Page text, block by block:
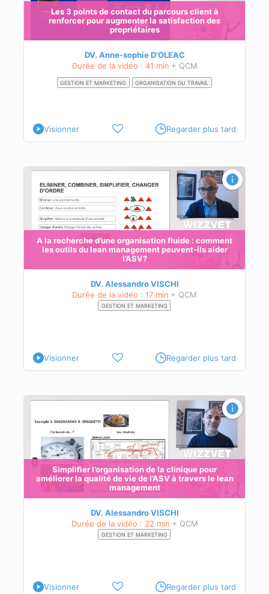
Les 3 points de contact du parcours client à
renforcer pour augmenter la satisfaction des
propriétaires
DV. Anne-sophie D'OLEAC
Durée de la vidéo : 41 min + QCM
GESTION ET MARKETING ORGANISATION DU TRAVAIL
Visionner Regarder plus tard
A la recherche d’une organisation fluide : comment
les outils du lean management peuvent-ils aider
l’ASV?
DV. Alessandro VISCHI
Durée de la vidéo : 17 min + QCM
GESTION ET MARKETING
Visionner Regarder plus tard
Simplifier l’organisation de la clinique pour
améliorer la qualité de vie de l’ASV à travers le lean
management
DV. Alessandro VISCHI
Durée de la vidéo : 22 min + QCM
GESTION ET MARKETING
Visionner Regarder plus tard